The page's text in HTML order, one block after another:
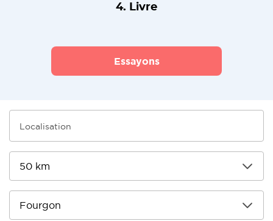
4. Livre
Essayons